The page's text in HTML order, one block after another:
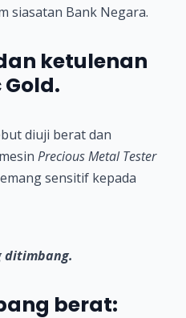
siasatan Bank Negara.
ketulenan
diuji berat dan
Precious Metal Tester
sensitif kepada
ditimbang.
berat: